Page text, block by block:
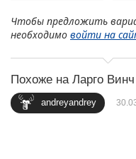
Чтобы предложить
необходимо войти на
Похоже на Ларго Винч
andreyandrey